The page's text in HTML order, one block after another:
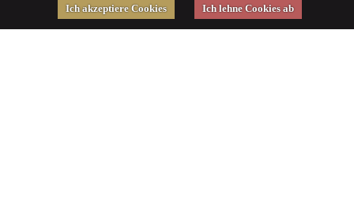
Ich akzeptiere Cookies
Ich lehne Cookies ab